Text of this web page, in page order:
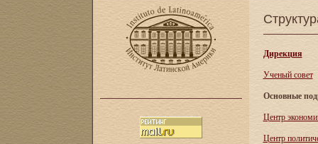
Дирекция
Ученый совет
Основные
Центр
Центр